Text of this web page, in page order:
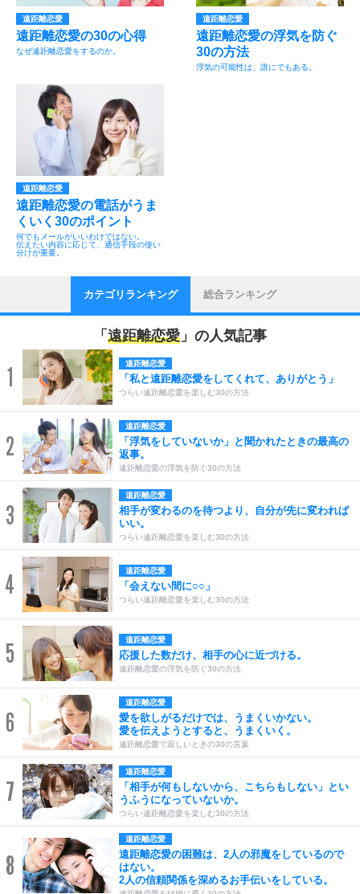
遠距離恋愛
遠距離恋愛の30の心得
なぜ遠距離恋愛をするのか。
遠距離恋愛
遠距離恋愛の浮気を防ぐ
30の方法
浮気の可能性は、誰にでもある。
遠距離恋愛
遠距離恋愛の電話がうま
くいく30のポイント
何でもメールがいいわけではない。
伝えたい内容に応じて、通信手段の使い
分けが重要。
カテゴリランキング 総合ランキング
「 遠距離恋愛 」の人気記事
1 遠距離恋愛
「私と遠距離恋愛をしてくれて、ありがとう」
つらい遠距離恋愛を楽しむ30の方法
2
遠距離恋愛
「浮気をしていないか」と聞かれたときの最高の
返事。
遠距離恋愛の浮気を防ぐ30の方法
3
遠距離恋愛
相手が変わるのを待つより、自分が先に変われば
いい。
つらい遠距離恋愛を楽しむ30の方法
4 遠距離恋愛
「会えない間に○○」
つらい遠距離恋愛を楽しむ30の方法
5 遠距離恋愛
応援した数だけ、相手の心に近づける。
遠距離恋愛の浮気を防ぐ30の方法
6
遠距離恋愛
愛を欲しがるだけでは、うまくいかない。
愛を伝えようとすると、うまくいく。
遠距離恋愛で寂しいときの30の言葉
7
遠距離恋愛
「相手が何もしないから、こちらもしない」とい
うふうになっていないか。
つらい遠距離恋愛を楽しむ30の方法
8
遠距離恋愛
遠距離恋愛の困難は、2人の邪魔をしているので
はない。
2人の信頼関係を深めるお手伝いをしている。